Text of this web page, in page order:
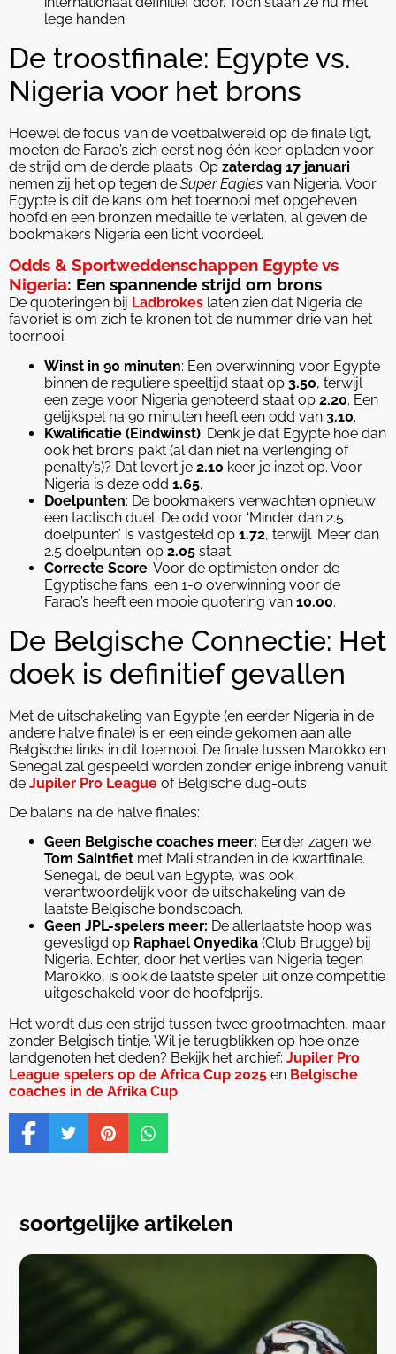
lege handen.
De troostfinale: Egypte vs.
Nigeria voor het brons
Hoewel de focus van de voetbalwereld op de finale ligt,
moeten de Farao’s zich eerst nog één keer opladen voor
de strijd om de derde plaats. Op zaterdag 17 januari
nemen zij het op tegen de Super Eagles van Nigeria. Voor
Egypte is dit de kans om het toernooi met opgeheven
hoofd en een bronzen medaille te verlaten, al geven de
bookmakers Nigeria een licht voordeel.
Odds & Sportweddenschappen Egypte vs
Nigeria: Een spannende strijd om brons
De quoteringen bij Ladbrokes laten zien dat Nigeria de
favoriet is om zich te kronen tot de nummer drie van het
toernooi:
Winst in 90 minuten: Een overwinning voor Egypte
binnen de reguliere speeltijd staat op 3.50, terwijl
een zege voor Nigeria genoteerd staat op 2.20. Een
gelijkspel na 90 minuten heeft een odd van 3.10.
Kwalificatie (Eindwinst): Denk je dat Egypte hoe dan
ook het brons pakt (al dan niet na verlenging of
penalty’s)? Dat levert je 2.10 keer je inzet op. Voor
Nigeria is deze odd 1.65.
Doelpunten: De bookmakers verwachten opnieuw
een tactisch duel. De odd voor ‘Minder dan 2.5
doelpunten’ is vastgesteld op 1.72, terwijl ‘Meer dan
2.5 doelpunten’ op 2.05 staat.
Correcte Score: Voor de optimisten onder de
Egyptische fans: een 1-0 overwinning voor de
Farao’s heeft een mooie quotering van 10.00.
De Belgische Connectie: Het
doek is definitief gevallen
Met de uitschakeling van Egypte (en eerder Nigeria in de
andere halve finale) is er een einde gekomen aan alle
Belgische links in dit toernooi. De finale tussen Marokko en
Senegal zal gespeeld worden zonder enige inbreng vanuit
de Jupiler Pro League of Belgische dug-outs.
De balans na de halve finales:
Geen Belgische coaches meer: Eerder zagen we
Tom Saintfiet met Mali stranden in de kwartfinale.
Senegal, de beul van Egypte, was ook
verantwoordelijk voor de uitschakeling van de
laatste Belgische bondscoach.
Geen JPL-spelers meer: De allerlaatste hoop was
gevestigd op Raphael Onyedika (Club Brugge) bij
Nigeria. Echter, door het verlies van Nigeria tegen
Marokko, is ook de laatste speler uit onze competitie
uitgeschakeld voor de hoofdprijs.
Het wordt dus een strijd tussen twee grootmachten, maar
zonder Belgisch tintje. Wil je terugblikken op hoe onze
landgenoten het deden? Bekijk het archief: Jupiler Pro
League spelers op de Africa Cup 2025 en Belgische
coaches in de Afrika Cup.
soortgelijke artikelen